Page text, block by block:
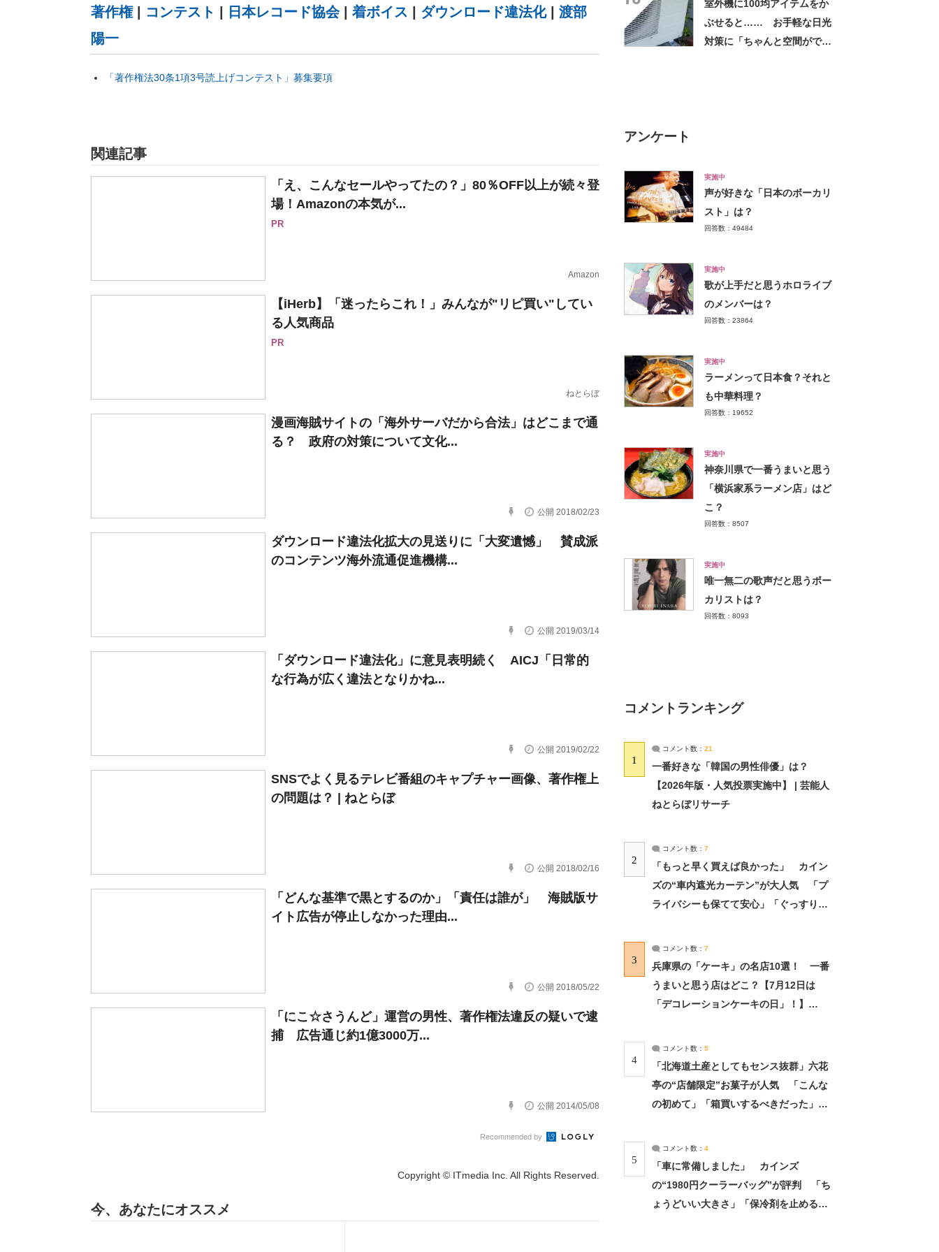
著作権| コンテスト 日本レコード協会| 着ボイス ダウンロード違法化| 渡部
陽一
「著作権法30条1項3号読上げコンテスト」募集要項
関連記事
「え、こんなセールやってたの？」80％OFF以上が続々登
場！Amazonの本気が...
PR
Amazon
【iHerb】「迷ったらこれ！」みんなが"リピ買い"してい
る人気商品
PR
ねとらぼ
漫画海賊サイトの「海外サーバだから合法」はどこまで通
る？ 政府の対策について文化...
公開 2018/02/23
ダウンロード違法化拡大の見送りに「大変遺憾」 賛成派
のコンテンツ海外流通促進機構...
公開 2019/03/14
「ダウンロード違法化」に意見表明続く AICJ「日常的
な行為が広く違法となりかね...
公開 2019/02/22
SNSでよく見るテレビ番組のキャプチャー画像、著作権上
の問題は？ | ねとらぼ
公開 2018/02/16
「どんな基準で黒とするのか」「責任は誰が」 海賊版サ
イト広告が停止しなかった理由...
公開 2018/05/22
「にこ☆さうんど」運営の男性、著作権法違反の疑いで逮
捕 広告通じ約1億3000万...
公開 2014/05/08
Recommended by
Copyright © ITmedia Inc. All Rights Reserved.
今、あなたにオススメ
室外機に100均アイテムをか
ぶせると…… お手軽な日光
対策に「ちゃんと空間ができ
アンケート
実施中
声が好きな「日本のボーカリ
スト」は？
回答数：49484
実施中
歌が上手だと思うホロライブ
のメンバーは？
回答数：23864
実施中
ラーメンって日本食？それと
も中華料理？
回答数：19652
実施中
神奈川県で一番うまいと思う
「横浜家系ラーメン店」はど
こ？
回答数：8507
実施中
唯一無二の歌声だと思うボー
カリストは？
回答数：8093
コメントランキング
1
コメント数： 21
一番好きな「韓国の男性俳優」は？
【2026年版・人気投票実施中】 | 芸能人
ねとらぼリサーチ
2
コメント数： 7
「もっと早く買えば良かった」 カイン
ズの“車内遮光カーテン”が大人気 「プ
ライバシーも保てて安心」「ぐっすり眠
3
コメント数： 7
兵庫県の「ケーキ」の名店10選！ 一番
うまいと思う店はどこ？【7月12日は
「デコレーションケーキの日」！】
4
コメント数： 5
「北海道土産としてもセンス抜群」六花
亭の“店舗限定”お菓子が人気 「こんな
の初めて」「箱買いするべきだった」
5
コメント数： 4
「車に常備しました」 カインズ
の“1980円クーラーバッグ”が評判 「ち
ょうどいい大きさ」「保冷剤を止めるベ